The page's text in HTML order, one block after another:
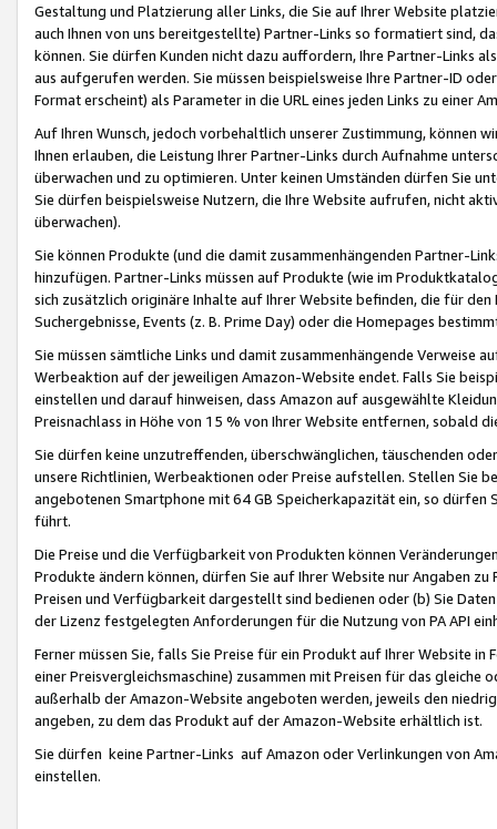
Gestaltung und Platzierung aller Links, die Sie auf Ihrer Website
auch Ihnen von uns bereitgestellte) Partner-Links so formatiert sind,
können. Sie dürfen Kunden nicht dazu auffordern, Ihre Partner-Links
aus aufgerufen werden. Sie müssen beispielsweise Ihre Partner-ID
Format erscheint) als Parameter in die URL eines jeden Links zu einer
Auf Ihren Wunsch, jedoch vorbehaltlich unserer Zustimmung, können
Ihnen erlauben, die Leistung Ihrer Partner-Links durch Aufnahme
überwachen und zu optimieren. Unter keinen Umständen dürfen Sie
Sie dürfen beispielsweise Nutzern, die Ihre Website aufrufen, nicht
überwachen).
Sie können Produkte (und die damit zusammenhängenden Partner-
hinzufügen. Partner-Links müssen auf Produkte (wie im
sich zusätzlich originäre Inhalte auf Ihrer Website befinden, die für
Suchergebnisse, Events (z. B. Prime Day) oder die Homepages
Sie müssen sämtliche Links und damit zusammenhängende
Werbeaktion auf der jeweiligen Amazon-Website endet. Falls Sie
einstellen und darauf hinweisen, dass Amazon auf ausgewählte
Preisnachlass in Höhe von 15 % von Ihrer Website entfernen, sobald
Sie dürfen keine unzutreffenden, überschwänglichen, täuschenden
unsere Richtlinien, Werbeaktionen oder Preise aufstellen. Stellen Sie
angebotenen Smartphone mit 64 GB Speicherkapazität ein, so dürfen
führt.
Die Preise und die Verfügbarkeit von Produkten können
Produkte ändern können, dürfen Sie auf Ihrer Website nur Angaben
Preisen und Verfügbarkeit dargestellt sind bedienen oder (b) Sie
der Lizenz festgelegten Anforderungen für die Nutzung von PA API
Ferner müssen Sie, falls Sie Preise für ein Produkt auf Ihrer Website
einer Preisvergleichsmaschine) zusammen mit Preisen für das
außerhalb der Amazon-Website angeboten werden, jeweils den
angeben, zu dem das Produkt auf der Amazon-Website erhältlich ist.
Sie dürfen keine Partner-Links auf Amazon oder Verlinkungen von
einstellen.